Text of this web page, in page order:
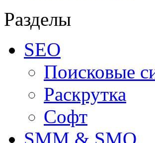
Разделы
SEO
Поисковые
Раскрутка
Софт
SMM & SMO